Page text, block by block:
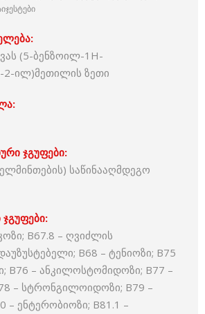
(5-ბენზოილ-1Н-
2-ილ)მეთილის ზეთი
ჯგუფები:
საწინააღმდეგო
B67.8 – ღვიძლის
B68 – ტენიოზი; B75
B76 – ანკილოსტომიდოზი; B77 –
– სტრონგილოიდოზი; B79 –
– ენტერობიოზი; B81.1 –